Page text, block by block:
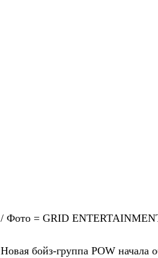
/ Фото = GRID
Новая бойз-группа POW начала